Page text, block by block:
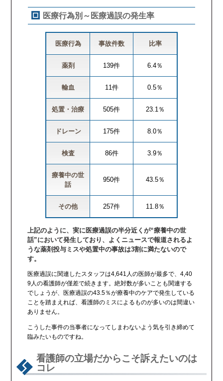
医療行為別～医療過誤の発生率
医療行為 事故件数 比率
薬剤 139件 6.4％
輸血 11件 0.5％
処置・治療 505件 23.1％
ドレーン 175件 8.0％
検査 86件 3.9％
療養中の世
話
950件 43.5％
その他 257件 11.8％
上記のように、実に医療過誤の半分近くが“療養中の世
話”において発生しており、よくニュースで報道されるよ
うな薬剤投与ミスや処置中の事故は3割に満たないので
す。
医療過誤に関連したスタッフは4,641人の医師が最多で、4,40
9人の看護師が僅差で続きます。絶対数が多いことも関連する
でしょうが、医療過誤の43.5％が療養中のケアで発生している
ことを踏まえれば、看護師のミスによるものが多いのは間違い
ありません。
こうした事件の当事者になってしまわないよう気を引き締めて
臨みたいものですね。
看護師の立場だからこそ訴えたいのは
コレ